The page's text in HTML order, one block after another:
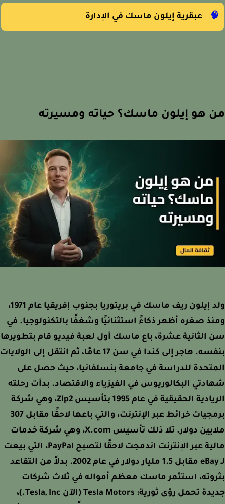
عبقرية إيلون ماسك في الإدارة
هو إيلون ماسك؟ حياته ومسيرته
ولد إيلون ريف ماسك في بريتوريا بجنوب إفريقيا عام 1971،
صغره أظهر ذكاءً استثنائيًا وشغفًا بالتكنولوجيا. في
الثانية عشرة، باع ماسك أول لعبة فيديو قام بتطويرها
بنفسه. هاجر إلى كندا في سن 17 عامًا، ثم انتقل إلى الولايات
للدراسة في جامعة بنسلفانيا، حيث حصل على
البكالوريوس في الفيزياء والاقتصاد. بدأت رحلته
الريادية الحقيقية في عام 1995 بتأسيس Zip2، وهي شركة
برمجيات خرائط عبر الإنترنت، والتي باعها لاحقًا مقابل 307
ملايين دولار. تلا ذلك تأسيس X.com، وهي شركة خدمات
مالية عبر الإنترنت اندمجت لاحقًا لتصبح PayPal، التي بيعت
لـ eBay مقابل 1.5 مليار دولار في عام 2002. بدلاً من التقاعد
استثمر ماسك معظم أمواله في ثلاث شركات
جديدة تحمل رؤى ثورية: Tesla Motors (الآن Tesla, Inc.)،